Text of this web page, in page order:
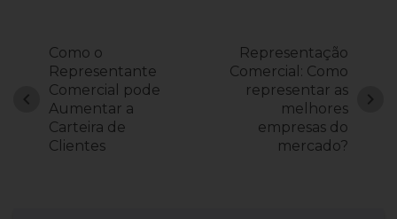
Como o
Representante
Comercial pode
Aumentar a
Carteira de
Clientes
chevron_left
Representação
Comercial: Como
representar as
melhores
empresas do
mercado?
chevron_right